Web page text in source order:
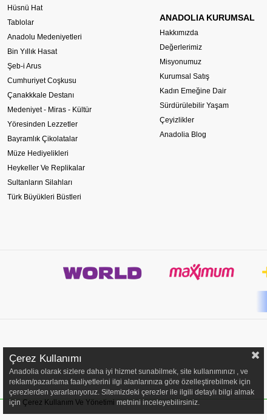
Hüsnü Hat
Tablolar
Anadolu Medeniyetleri
Bin Yıllık Hasat
Şeb-i Arus
Cumhuriyet Coşkusu
Çanakkkale Destanı
Medeniyet - Miras - Kültür
Yöresinden Lezzetler
Bayramlık Çikolatalar
Müze Hediyelikleri
Heykeller Ve Replikalar
Sultanların Silahları
Türk Büyükleri Büstleri
ANADOLIA KURUMSAL
Hakkımızda
Değerlerimiz
Misyonumuz
Kurumsal Satış
Kadın Emeğine Dair
Sürdürülebilir Yaşam
Çeyizlikler
Anadolia Blog
Çerez Kullanımı
Anadolia olarak sizlere daha iyi hizmet sunabilmek, site kullanımınızı , ve
reklam/pazarlama faaliyetlerini ilgi alanlarınıza göre özelleştirebilmek için
çerezlerden yararlanıyoruz. Sitemizdeki çerezler ile ilgili detaylı bilgi almak
için Çerez Kullanım Ve Yönetimi metnini inceleyebilirsiniz.